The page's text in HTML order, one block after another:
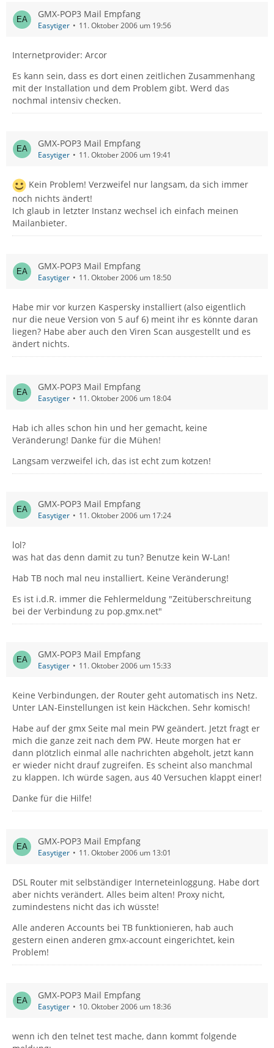
GMX-POP3 Mail Empfang
Easytiger 11. Oktober 2006 um 19:56
Internetprovider: Arcor
Es kann sein, dass es dort einen zeitlichen Zusammenhang
mit der Installation und dem Problem gibt. Werd das
nochmal intensiv checken.
GMX-POP3 Mail Empfang
Easytiger 11. Oktober 2006 um 19:41
Kein Problem! Verzweifel nur langsam, da sich immer
noch nichts ändert!
Ich glaub in letzter Instanz wechsel ich einfach meinen
Mailanbieter.
GMX-POP3 Mail Empfang
Easytiger 11. Oktober 2006 um 18:50
Habe mir vor kurzen Kaspersky installiert (also eigentlich
nur die neue Version von 5 auf 6) meint ihr es könnte daran
liegen? Habe aber auch den Viren Scan ausgestellt und es
ändert nichts.
GMX-POP3 Mail Empfang
Easytiger 11. Oktober 2006 um 18:04
Hab ich alles schon hin und her gemacht, keine
Veränderung! Danke für die Mühen!
Langsam verzweifel ich, das ist echt zum kotzen!
GMX-POP3 Mail Empfang
Easytiger 11. Oktober 2006 um 17:24
lol?
was hat das denn damit zu tun? Benutze kein W-Lan!
Hab TB noch mal neu installiert. Keine Veränderung!
Es ist i.d.R. immer die Fehlermeldung "Zeitüberschreitung
bei der Verbindung zu pop.gmx.net"
GMX-POP3 Mail Empfang
Easytiger 11. Oktober 2006 um 15:33
Keine Verbindungen, der Router geht automatisch ins Netz.
Unter LAN-Einstellungen ist kein Häckchen. Sehr komisch!
Habe auf der gmx Seite mal mein PW geändert. Jetzt fragt er
mich die ganze zeit nach dem PW. Heute morgen hat er
dann plötzlich einmal alle nachrichten abgeholt, jetzt kann
er wieder nicht drauf zugreifen. Es scheint also manchmal
zu klappen. Ich würde sagen, aus 40 Versuchen klappt einer!
Danke für die Hilfe!
GMX-POP3 Mail Empfang
Easytiger 11. Oktober 2006 um 13:01
DSL Router mit selbständiger Interneteinloggung. Habe dort
aber nichts verändert. Alles beim alten! Proxy nicht,
zumindestens nicht das ich wüsste!
Alle anderen Accounts bei TB funktionieren, hab auch
gestern einen anderen gmx-account eingerichtet, kein
Problem!
GMX-POP3 Mail Empfang
Easytiger 10. Oktober 2006 um 18:36
wenn ich den telnet test mache, dann kommt folgende